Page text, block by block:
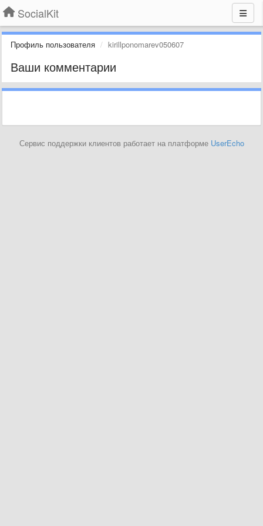
SocialKit
Профиль пользователя kirillponomarev050607
Ваши комментарии
Сервис поддержки клиентов работает на платформе UserEcho